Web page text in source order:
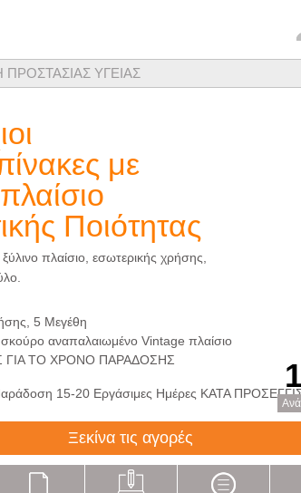
μενού & προμηθειών ξενοδοχειακών ειδών
ΠΡΟΣΤΑΣΙΑΣ ΥΓΕΙΑΣ
με
Ποιότητας
πλαίσιο, εσωτερικής χρήσης,
5 Μεγέθη
σκούρο αναπαλαιωμένο Vintage πλαίσιο
ΓΙΑ ΤΟ ΧΡΟΝΟ ΠΑΡΑΔΟΣΗΣ
15-20 Εργάσιμες Ημέρες ΚΑΤΑ
Ξεκίνα τις αγορές